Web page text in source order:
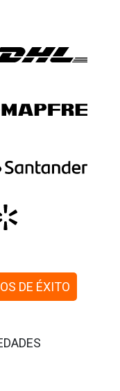
DE ÉXITO